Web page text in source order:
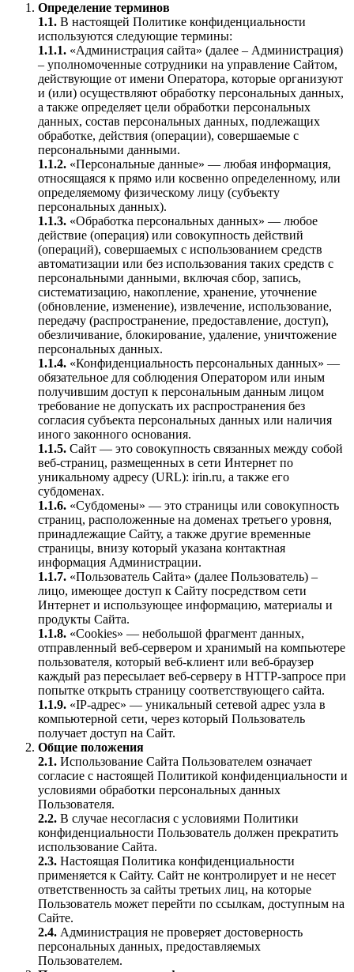
Определение терминов
1.1. В настоящей Политике конфиденциальности
используются следующие термины:
1.1.1. «Администрация сайта» (далее – Администрация)
– уполномоченные сотрудники на управление Сайтом,
действующие от имени Оператора, которые организуют
и (или) осуществляют обработку персональных данных,
а также определяет цели обработки персональных
данных, состав персональных данных, подлежащих
обработке, действия (операции), совершаемые с
персональными данными.
1.1.2. «Персональные данные» — любая информация,
относящаяся к прямо или косвенно определенному, или
определяемому физическому лицу (субъекту
персональных данных).
1.1.3. «Обработка персональных данных» — любое
действие (операция) или совокупность действий
(операций), совершаемых с использованием средств
автоматизации или без использования таких средств с
персональными данными, включая сбор, запись,
систематизацию, накопление, хранение, уточнение
(обновление, изменение), извлечение, использование,
передачу (распространение, предоставление, доступ),
обезличивание, блокирование, удаление, уничтожение
персональных данных.
1.1.4. «Конфиденциальность персональных данных» —
обязательное для соблюдения Оператором или иным
получившим доступ к персональным данным лицом
требование не допускать их распространения без
согласия субъекта персональных данных или наличия
иного законного основания.
1.1.5. Сайт — это совокупность связанных между собой
веб-страниц, размещенных в сети Интернет по
уникальному адресу (URL): irin.ru, а также его
субдоменах.
1.1.6. «Субдомены» — это страницы или совокупность
страниц, расположенные на доменах третьего уровня,
принадлежащие Сайту, а также другие временные
страницы, внизу который указана контактная
информация Администрации.
1.1.7. «Пользователь Сайта» (далее Пользователь) –
лицо, имеющее доступ к Сайту посредством сети
Интернет и использующее информацию, материалы и
продукты Сайта.
1.1.8. «Cookies» — небольшой фрагмент данных,
отправленный веб-сервером и хранимый на компьютере
пользователя, который веб-клиент или веб-браузер
каждый раз пересылает веб-серверу в HTTP-запросе при
попытке открыть страницу соответствующего сайта.
1.1.9. «IP-адрес» — уникальный сетевой адрес узла в
компьютерной сети, через который Пользователь
получает доступ на Сайт.
Общие положения
2.1. Использование Сайта Пользователем означает
согласие с настоящей Политикой конфиденциальности и
условиями обработки персональных данных
Пользователя.
2.2. В случае несогласия с условиями Политики
конфиденциальности Пользователь должен прекратить
использование Сайта.
2.3. Настоящая Политика конфиденциальности
применяется к Сайту. Сайт не контролирует и не несет
ответственность за сайты третьих лиц, на которые
Пользователь может перейти по ссылкам, доступным на
Сайте.
2.4. Администрация не проверяет достоверность
персональных данных, предоставляемых
Пользователем.